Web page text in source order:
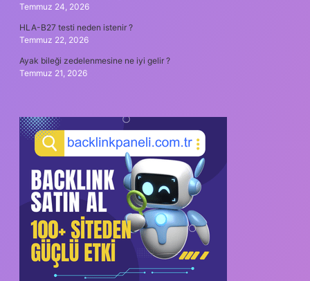
Temmuz 24, 2026
HLA-B27 testi neden istenir ?
Temmuz 22, 2026
Ayak bileği zedelenmesine ne iyi gelir ?
Temmuz 21, 2026